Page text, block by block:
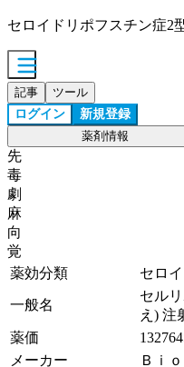
セロイドリポフスチン症2
記事 ツール
ログイン 新規登録
薬剤情報
先
毒
劇
麻
向
覚
薬効分類
セロ
一般名
セル
え) 注
薬価
メーカー
Ｂｉ